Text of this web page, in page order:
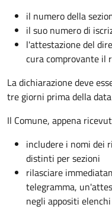
il numero della
il suo numero di
l'attestazione del
cura comprovante il
La dichiarazione deve
tre giorni prima della
Il Comune, appena
includere i nomi dei
distinti per sezioni
rilasciare
telegramma,
negli appositi